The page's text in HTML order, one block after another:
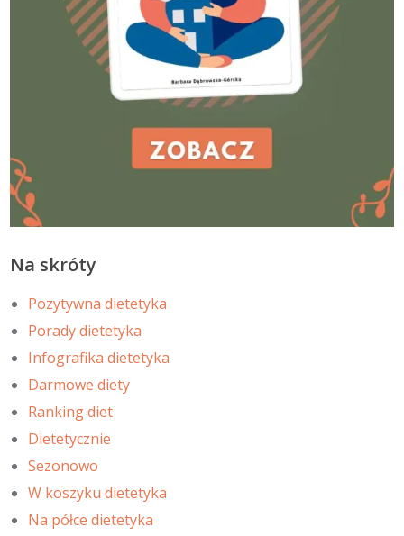
Na skróty
Pozytywna dietetyka
Porady dietetyka
Infografika dietetyka
Darmowe diety
Ranking diet
Dietetycznie
Sezonowo
W koszyku dietetyka
Na półce dietetyka